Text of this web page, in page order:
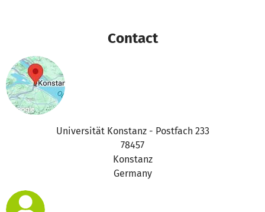
Studierende verschiedener Universitäten und
Studiengänge. Auch der Unterstützung der sozialen
Projekte der Stipendiat:innen kommen die Spenden zu
Gute.
Mehr Informationen dazu finden Sie auch auf unserer
Webseite: www.studieren-ohne-grenzen.org
Wir bedanken uns ganz herzlich für Ihre Spenden!
Contact
Universität Konstanz - Postfach 233
78457
Konstanz
Germany